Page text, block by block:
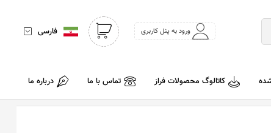
فارسی ورود به پنل کاربری
کاتالوگ محصولات فراز تماس با ما درباره ما